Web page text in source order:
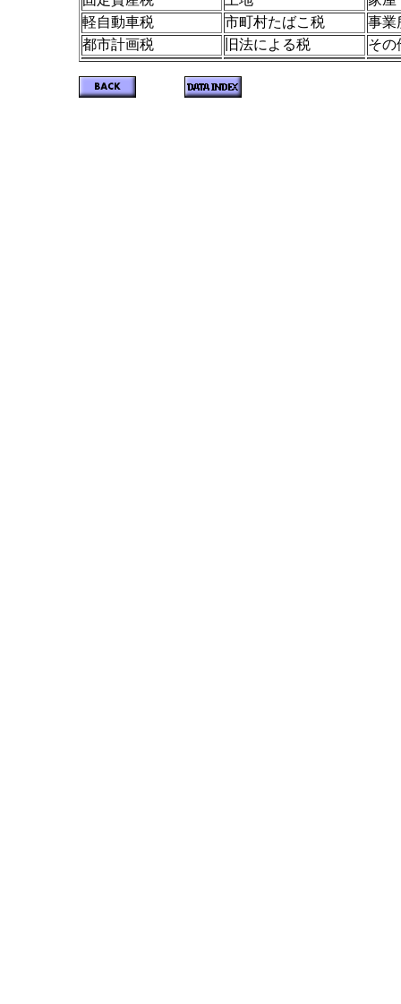
軽自動車税
市町村たばこ税
事業
都市計画税
旧法による税 その